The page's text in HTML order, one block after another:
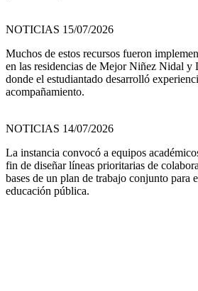
NOTICIAS 15/07/2026
Muchos de estos recursos fueron
en las residencias de Mejor Niñez Nidal y
donde el estudiantado desarrolló
acompañamiento.
NOTICIAS 14/07/2026
La instancia convocó a equipos
fin de diseñar líneas prioritarias de
bases de un plan de trabajo conjunto para
educación pública.